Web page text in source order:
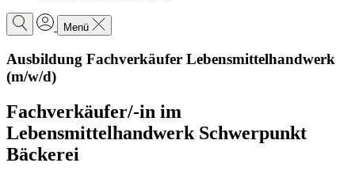
Menü
Ausbildung Fachverkäufer Lebensmittelhandwerk
(m/w/d)
Fachverkäufer/-in im
Lebensmittelhandwerk Schwerpunkt
Bäckerei